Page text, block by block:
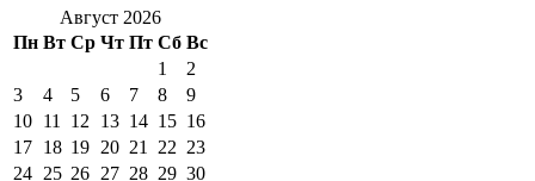
Август 2026
Пн Вт Ср Чт Пт Сб Вс
1
2
3
4 5 6 7 8
9
10 11 12 13 14 15 16
17 18 19 20 21 22 23
24 25 26 27 28 29 30